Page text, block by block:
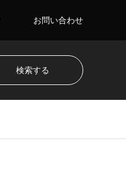
お問い合わせ